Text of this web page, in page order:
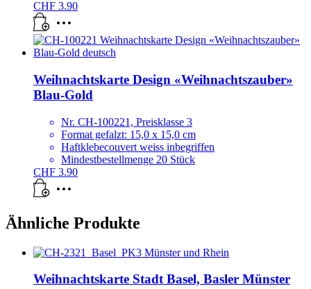
CHF 3.90
Weihnachtskarte Design «Weihnachtszauber»
Blau-Gold
Nr. CH-100221, Preisklasse 3
Format gefalzt: 15,0 x 15,0 cm
Haftklebecouvert weiss inbegriffen
Mindestbestellmenge 20 Stück
CHF 3.90
Ähnliche Produkte
Weihnachtskarte Stadt Basel, Basler Münster